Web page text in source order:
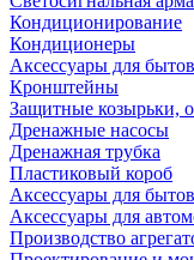
Кондиционирование
Кондиционеры
Аксессуары для
Кронштейны
Защитные козырьки,
Дренажные насосы
Дренажная трубка
Пластиковый короб
Аксессуары для
Аксессуары для
Производство